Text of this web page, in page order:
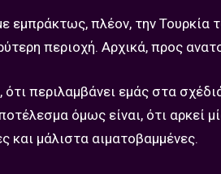
εμπράκτως, πλέον, την Τουρκία
περιοχή. Αρχικά, προς
ότι περιλαμβάνει εμάς στα
όμως είναι, ότι αρκεί
και μάλιστα αιματοβαμμένες.